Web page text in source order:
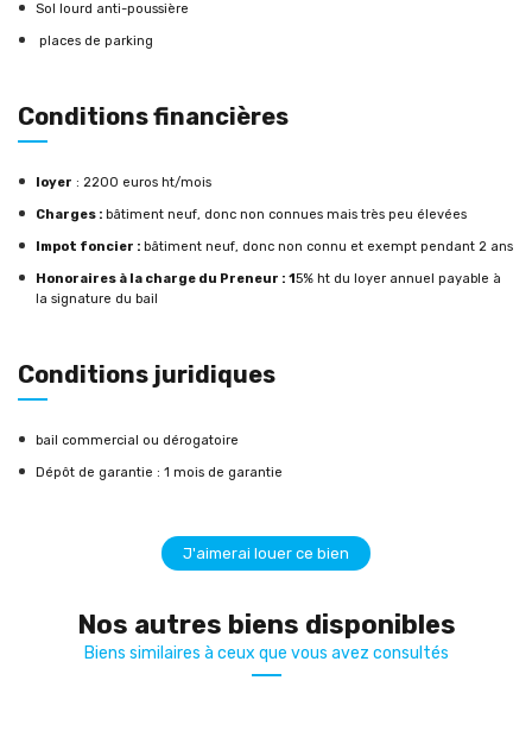
Sol lourd anti-poussière
places de parking
Conditions financières
loyer : 2200 euros ht/mois
Charges : bâtiment neuf, donc non connues mais très peu élevées
Impot foncier : bâtiment neuf, donc non connu et exempt pendant 2 ans
Honoraires à la charge du Preneur : 1 5% ht du loyer annuel payable à
la signature du bail
Conditions juridiques
bail commercial ou dérogatoire
Dépôt de garantie : 1 mois de garantie
J'aimerai louer ce bien
Nos autres biens disponibles
Biens similaires à ceux que vous avez consultés